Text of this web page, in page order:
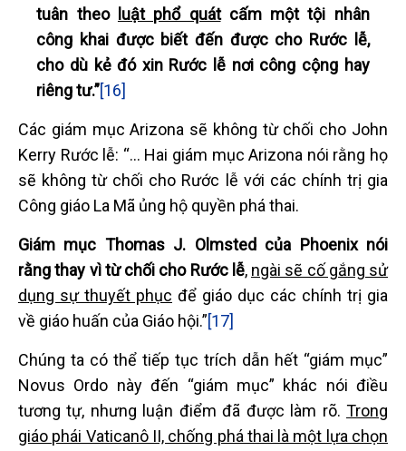
tuân theo
luật phổ quátcấm một tội nhân
công khai được biết đến được cho Rước lễ,
cho dù kẻ đó xin Rước lễ nơi công cộng hay
riêng tư.”[16]
Các giám mục Arizona sẽ không từ chối cho John
Kerry Rước lễ: “… Hai giám mục Arizona nói rằng họ
sẽ không từ chối cho Rước lễ với các chính trị gia
Công giáo La Mã ủng hộ quyền phá thai.
Giám mục Thomas J. Olmsted của Phoenix nói
rằng thay vì từ chối cho Rước lễ, ngài sẽ cố gắng sử
dụng sự thuyết phục để giáo dục các chính trị gia
về giáo huấn của Giáo hội.”[17]
Chúng ta có thể tiếp tục trích dẫn hết “giám mục”
Novus Ordo này đến “giám mục” khác nói điều
tương tự, nhưng luận điểm đã được làm rõ. Trong
giáo phái Vaticanô II, chống phá thai là một lựa chọn